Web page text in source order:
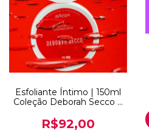
Esfoliante Íntimo | 150ml
Coleção Deborah Secco e
R$92,00